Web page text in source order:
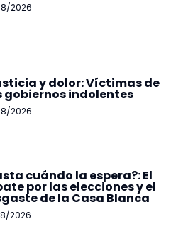
2026
y dolor: Víctimas de
gobiernos indolentes
2026
cuándo la espera?: El
por las elecciones y el
de la Casa Blanca
2026